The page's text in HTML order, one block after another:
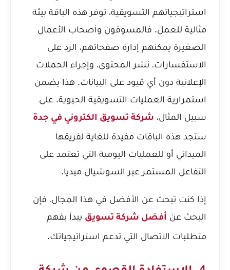
استراتيجياتهم التسويقية، توفر هذه الباقة بيئة
مثالية للعمل. فالمسوقون وأصحاب الأعمال
الصغيرة يمكنهم إدارة صفحاتهم، الرد على
الاستفسارات، نشر المحتوى، وإجراء الحملات
الإعلانية دون أي قيود على البيانات. هذا يضمن
استمرارية العمليات التسويقية الحيوية. على
سبيل المثال، شركة تسويق الكتروني في جدة
ستجد هذه الباقات مفيدة للغاية لفريقها
الميداني أو للعمليات اليومية التي تعتمد على
التفاعل المستمر عبر السوشيال ميديا.
إذا كنت تبحث عن الأفضل في هذا المجال، فإن
البحث عن أفضل شركة تسويق يبدأ بفهم
متطلبات الاتصال التي تدعم استراتيجياتك.